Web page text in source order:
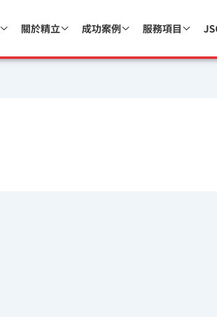
關於精立 成功案例 服務項目